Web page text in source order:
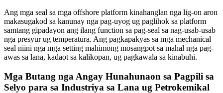
Ang mga seal sa mga offshore platform kinahanglan nga lig-on aron
makasugakod sa kanunay nga pag-uyog ug paglihok sa platform
samtang gipadayon ang ilang function sa pag-seal sa nag-usab-usab
nga presyur ug temperatura. Ang pagkapakyas sa mga mechanical
seal niini nga mga setting mahimong mosangpot sa mahal nga pag-
awas sa lana, kadaot sa kalikopan, ug pagkawala sa kinabuhi.
Mga Butang nga Angay Hunahunaon sa Pagpili sa
Selyo para sa Industriya sa Lana ug Petrokemikal